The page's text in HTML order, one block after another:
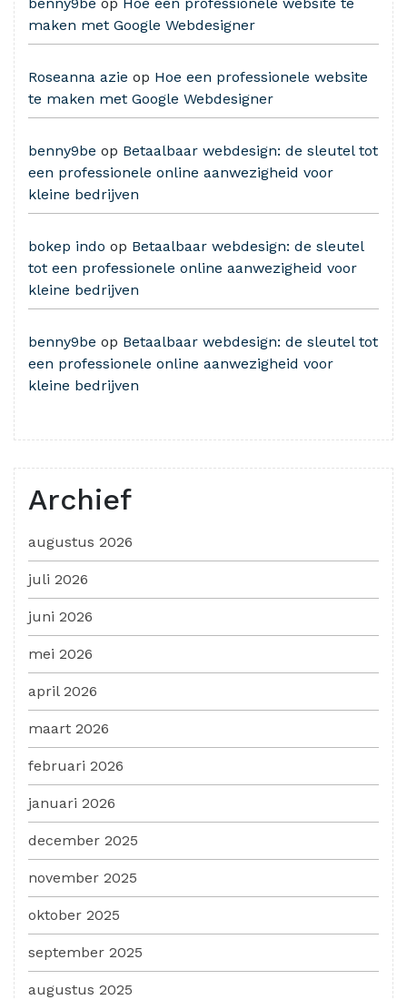
maken met Google Webdesigner
Roseanna azie op Hoe een professionele website
te maken met Google Webdesigner
benny9be op Betaalbaar webdesign: de sleutel tot
een professionele online aanwezigheid voor
kleine bedrijven
bokep indo op Betaalbaar webdesign: de sleutel
tot een professionele online aanwezigheid voor
kleine bedrijven
benny9be op Betaalbaar webdesign: de sleutel tot
een professionele online aanwezigheid voor
kleine bedrijven
Archief
augustus 2026
juli 2026
juni 2026
mei 2026
april 2026
maart 2026
februari 2026
januari 2026
december 2025
november 2025
oktober 2025
september 2025
augustus 2025